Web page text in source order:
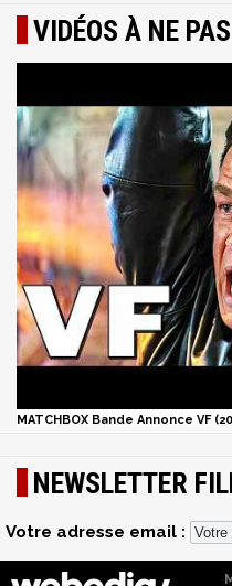
VIDÉOS À NE
MATCHBOX Bande Annonce VF
NEWSLETTER
Votre adresse email :